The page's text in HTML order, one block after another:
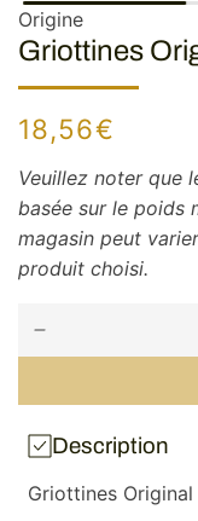
Origine
Griottines
Prix
habituel
18,56€
Veuillez noter que
basée sur le poids
magasin peut
produit choisi.
Réduire
la
Griottines
15%
35cl
Description
Griottines Original